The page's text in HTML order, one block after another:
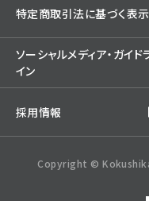
特定商取引法に基づく表示
ソーシャルメディア・ガイド
イン
採用情報
Copyright ©